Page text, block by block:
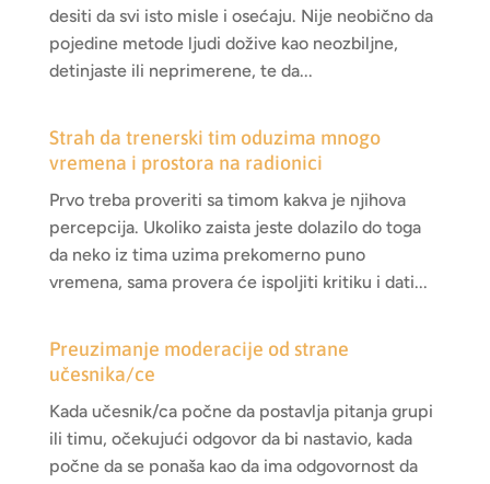
desiti da svi isto misle i osećaju. Nije neobično da
pojedine metode ljudi dožive kao neozbiljne,
detinjaste ili neprimerene, te da...
Strah da trenerski tim oduzima mnogo
vremena i prostora na radionici
Prvo treba proveriti sa timom kakva je njihova
percepcija. Ukoliko zaista jeste dolazilo do toga
da neko iz tima uzima prekomerno puno
vremena, sama provera će ispoljiti kritiku i dati...
Preuzimanje moderacije od strane
učesnika/ce
Kada učesnik/ca počne da postavlja pitanja grupi
ili timu, očekujući odgovor da bi nastavio, kada
počne da se ponaša kao da ima odgovornost da